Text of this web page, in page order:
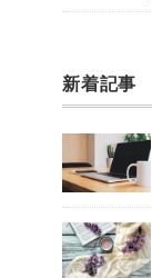
新着記事